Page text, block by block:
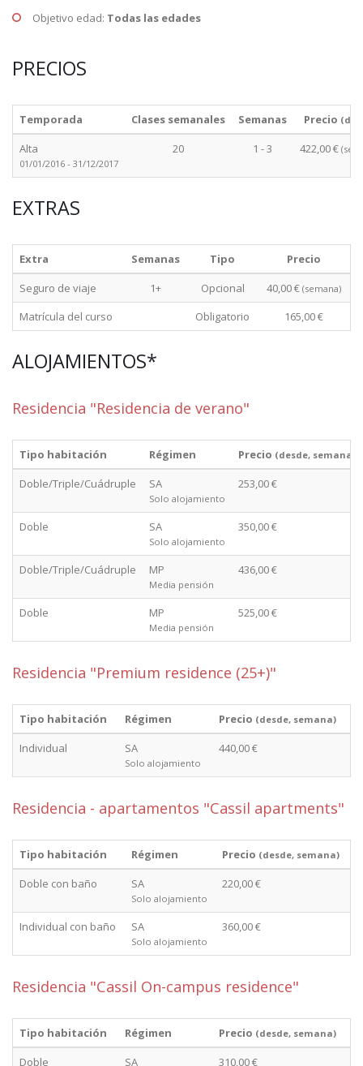
Objetivo edad: Todas las edades
PRECIOS
Temporada Clases semanales Semanas Precio
Alta
01/01/2016 - 31/12/2017
20 1 - 3 422,00 €
EXTRAS
Extra Semanas Tipo
Precio
Seguro de viaje
1+ Opcional 40,00 € (semana)
Matrícula del curso Obligatorio 165,00 €
ALOJAMIENTOS*
Residencia "Residencia de verano"
Tipo habitación Régimen Precio (desde, semana)
Doble/Triple/Cuádruple SA
Solo alojamiento
253,00 €
Doble SA
Solo alojamiento
350,00 €
Doble/Triple/Cuádruple MP
Media pensión
436,00 €
Doble MP
Media pensión
525,00 €
Residencia "Premium residence (25+)"
Tipo habitación Régimen Precio (desde, semana)
Individual SA
Solo alojamiento
440,00 €
Residencia - apartamentos "Cassil apartments"
Tipo habitación Régimen Precio (desde, semana)
Doble con baño SA
Solo alojamiento
220,00 €
Individual con baño SA
Solo alojamiento
360,00 €
Residencia "Cassil On-campus residence"
Tipo habitación Régimen Precio (desde, semana)
Doble SA 310,00 €